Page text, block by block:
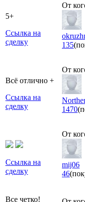
5+
Ссылка на
сделку
От
135
Всё отлично +
Ссылка на
сделку
От
1470
Ссылка на
сделку
От
mij06
46
Все четко!